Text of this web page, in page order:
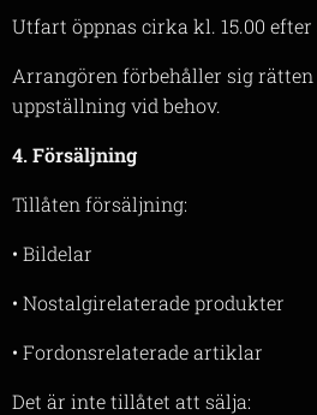
Utfart öppnas cirka kl. 15.00
Arrangören förbehåller sig
uppställning vid behov.
4. Försäljning
Tillåten försäljning:
• Bildelar
• Nostalgirelaterade produkter
• Fordonsrelaterade artiklar
Det är inte tillåtet att sälja: